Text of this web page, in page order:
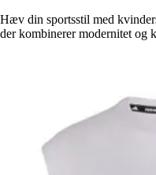
Hæv din sportsstil med
der kombinerer modernitet og